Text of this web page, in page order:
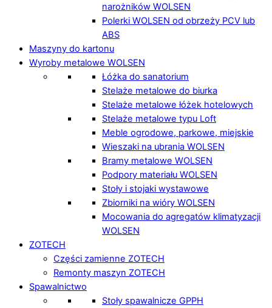
narożników WOLSEN
Polerki WOLSEN od obrzeży PCV lub
ABS
Maszyny do kartonu
Wyroby metalowe WOLSEN
Łóżka do sanatorium
Stelaże metalowe do biurka
Stelaże metalowe łóżek hotelowych
Stelaże metalowe typu Loft
Meble ogrodowe, parkowe, miejskie
Wieszaki na ubrania WOLSEN
Bramy metalowe WOLSEN
Podpory materiału WOLSEN
Stoły i stojaki wystawowe
Zbiorniki na wióry WOLSEN
Mocowania do agregatów klimatyzacji
WOLSEN
ZOTECH
Części zamienne ZOTECH
Remonty maszyn ZOTECH
Spawalnictwo
Stoły spawalnicze GPPH